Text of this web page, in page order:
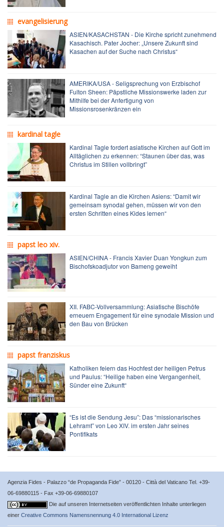
evangelisierung
ASIEN/KASACHSTAN - Die Kirche spricht zunehmend
Kasachisch. Pater Jocher: „Unsere Zukunft sind
Kasachen auf der Suche nach Christus“
AMERIKA/USA - Seligsprechung von Erzbischof
Fulton Sheen: Päpstliche Missionswerke laden zur
Mithilfe bei der Anfertigung von
Missionsrosenkränzen ein
kardinal tagle
Kardinal Tagle fordert asiatische Kirchen auf Gott im
Alltäglichen zu erkennen: “Staunen über das, was
Christus im Stillen vollbringt”
Kardinal Tagle an die Kirchen Asiens: “Damit wir
gemeinsam synodal gehen, müssen wir von den
ersten Schritten eines Kides lernen“
papst leo xiv.
ASIEN/CHINA - Francis Xavier Duan Yongkun zum
Bischofskoadjutor von Bameng geweiht
XII. FABC-Vollversammlung: Asiatische Bischöfe
erneuern Engagement für eine synodale Mission und
den Bau von Brücken
papst franziskus
Katholiken feiern das Hochfest der heiligen Petrus
und Paulus: “Heilige haben eine Vergangenheit,
Sünder eine Zukunft“
“Es ist die Sendung Jesu”: Das “missionarisches
Lehramt” von Leo XIV. im ersten Jahr seines
Pontifikats
Agenzia Fides - Palazzo “de Propaganda Fide” - 00120 - Città del Vaticano Tel. +39-
06-69880115 - Fax +39-06-69880107
Die auf unseren Internetseiten veröffentlichten Inhalte unterliegen
einer Creative Commons Namensnennung 4.0 International Lizenz